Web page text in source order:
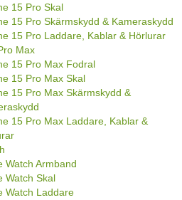
15 Pro Skal
15 Pro Skärmskydd & Kameraskydd
15 Pro Laddare, Kablar & Hörlurar
Max
15 Pro Max Fodral
15 Pro Max Skal
15 Pro Max Skärmskydd &
15 Pro Max Laddare, Kablar &
Watch Armband
Watch Skal
Watch Laddare